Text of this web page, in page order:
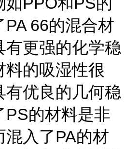
PA 66的混合材
有更强的化学稳
料的吸湿性很
有优良的几何稳
PS的材料是非
入了PA的材